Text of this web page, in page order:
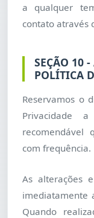
a qualquer
contato através
SEÇÃO 10 -
POLÍTICA
Reservamos o
Privacidade
recomendável
com frequência.
As alterações
imediatamente
Quando